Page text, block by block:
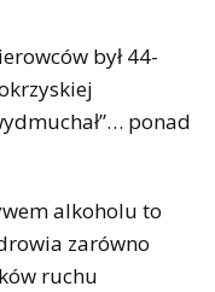
był 44-
ponad
alkoholu to
zarówno
ruchu